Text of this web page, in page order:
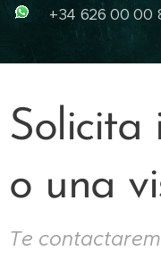
+34 626 00 00
Solicita
o una
Te